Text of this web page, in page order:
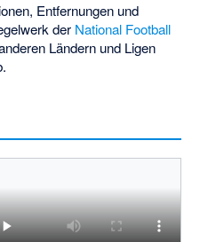
Entfernungen und
der National Football
Ländern und Ligen